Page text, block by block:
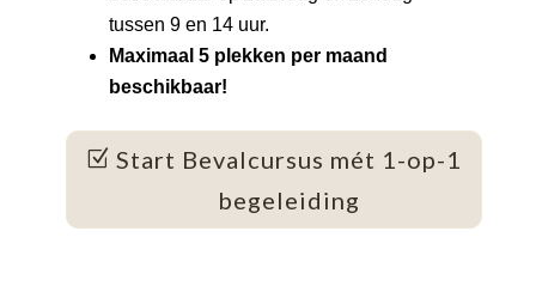
tussen 9 en 14 uur.
Maximaal 5 plekken per maand
beschikbaar!
Start Bevalcursus mét 1-op-1
begeleiding